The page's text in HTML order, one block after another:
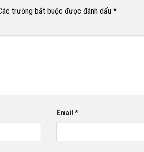
trường bắt buộc được đánh dấu *
Email *